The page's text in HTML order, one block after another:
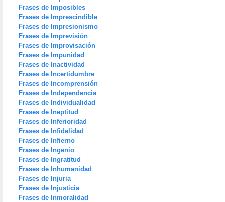
Frases de Imposibles
Frases de Imprescindible
Frases de Impresionismo
Frases de Imprevisión
Frases de Improvisación
Frases de Impunidad
Frases de Inactividad
Frases de Incertidumbre
Frases de Incomprensión
Frases de Independencia
Frases de Individualidad
Frases de Ineptitud
Frases de Inferioridad
Frases de Infidelidad
Frases de Infierno
Frases de Ingenio
Frases de Ingratitud
Frases de Inhumanidad
Frases de Injuria
Frases de Injusticia
Frases de Inmoralidad